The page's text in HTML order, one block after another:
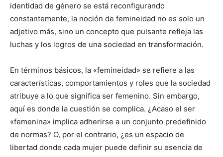
identidad de género se está reconfigurando
constantemente, la noción de femineidad no es solo un
adjetivo más, sino un concepto que pulsante refleja las
luchas y los logros de una sociedad en transformación.
En términos básicos, la «femineidad» se refiere a las
características, comportamientos y roles que la sociedad
atribuye a lo que significa ser femenino. Sin embargo,
aquí es donde la cuestión se complica. ¿Acaso el ser
«femenina» implica adherirse a un conjunto predefinido
de normas? O, por el contrario, ¿es un espacio de
libertad donde cada mujer puede definir su esencia de